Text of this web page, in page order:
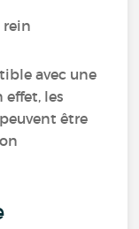
rein
avec une
les
être